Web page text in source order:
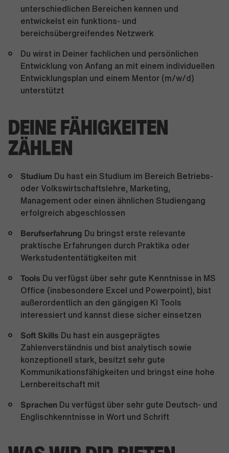
unterschiedlichen Bereichen kennen und
entwickelst ein funktions- und
bereichsübergreifendes Netzwerk
Du wirst in Deiner fachlichen und persönlichen
Entwicklung von Anfang an mit einem individuellen
Entwicklungsplan und einem Mentor (m/w/d)
unterstützt
DEINE FÄHIGKEITEN
ZÄHLEN
Studium Du hast ein Studium im Bereich Betriebs-
oder Volkswirtschaftslehre, Marketing,
Management oder einen ähnlichen Studiengang
erfolgreich abgeschlossen
Berufserfahrung Du bringst erste relevante
praktische Erfahrungen durch Praktika oder
Werkstudententätigkeiten mit
Tools Du verfügst über sehr gute Kenntnisse in MS
Office (insbesondere Excel und Powerpoint), bist
außerordentlich an den gängigen KI Tools
interessiert und kannst diese sicher einsetzen
Soft Skills Du hast ein ausgeprägtes
Zahlenverständnis und bist analytisch sowie
konzeptionell stark, besitzt sehr gute
Kommunikationsfähigkeiten und bringst eine hohe
Lernbereitschaft mit
Sprachen Du verfügst über sehr gute Deutsch- und
Englischkenntnisse in Wort und Schrift